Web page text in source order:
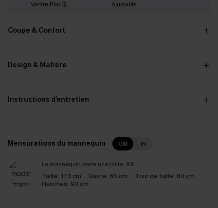
Ventre Plat Ajustable
Coupe & Confort
Design & Matière
Instructions d’entretien
Mensurations du mannequin CM IN
Le mannequin porte une taille: XS
Taille: 173 cm Buste: 85 cm Tour de taille: 60 cm
Hanches: 90 cm